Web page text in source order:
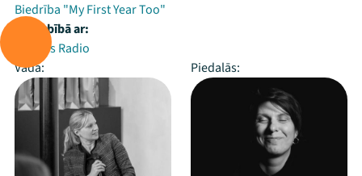
Biedrība "My First Year Too"
Sadarbībā ar:
Latvijas Radio
Vada:
Piedalās: